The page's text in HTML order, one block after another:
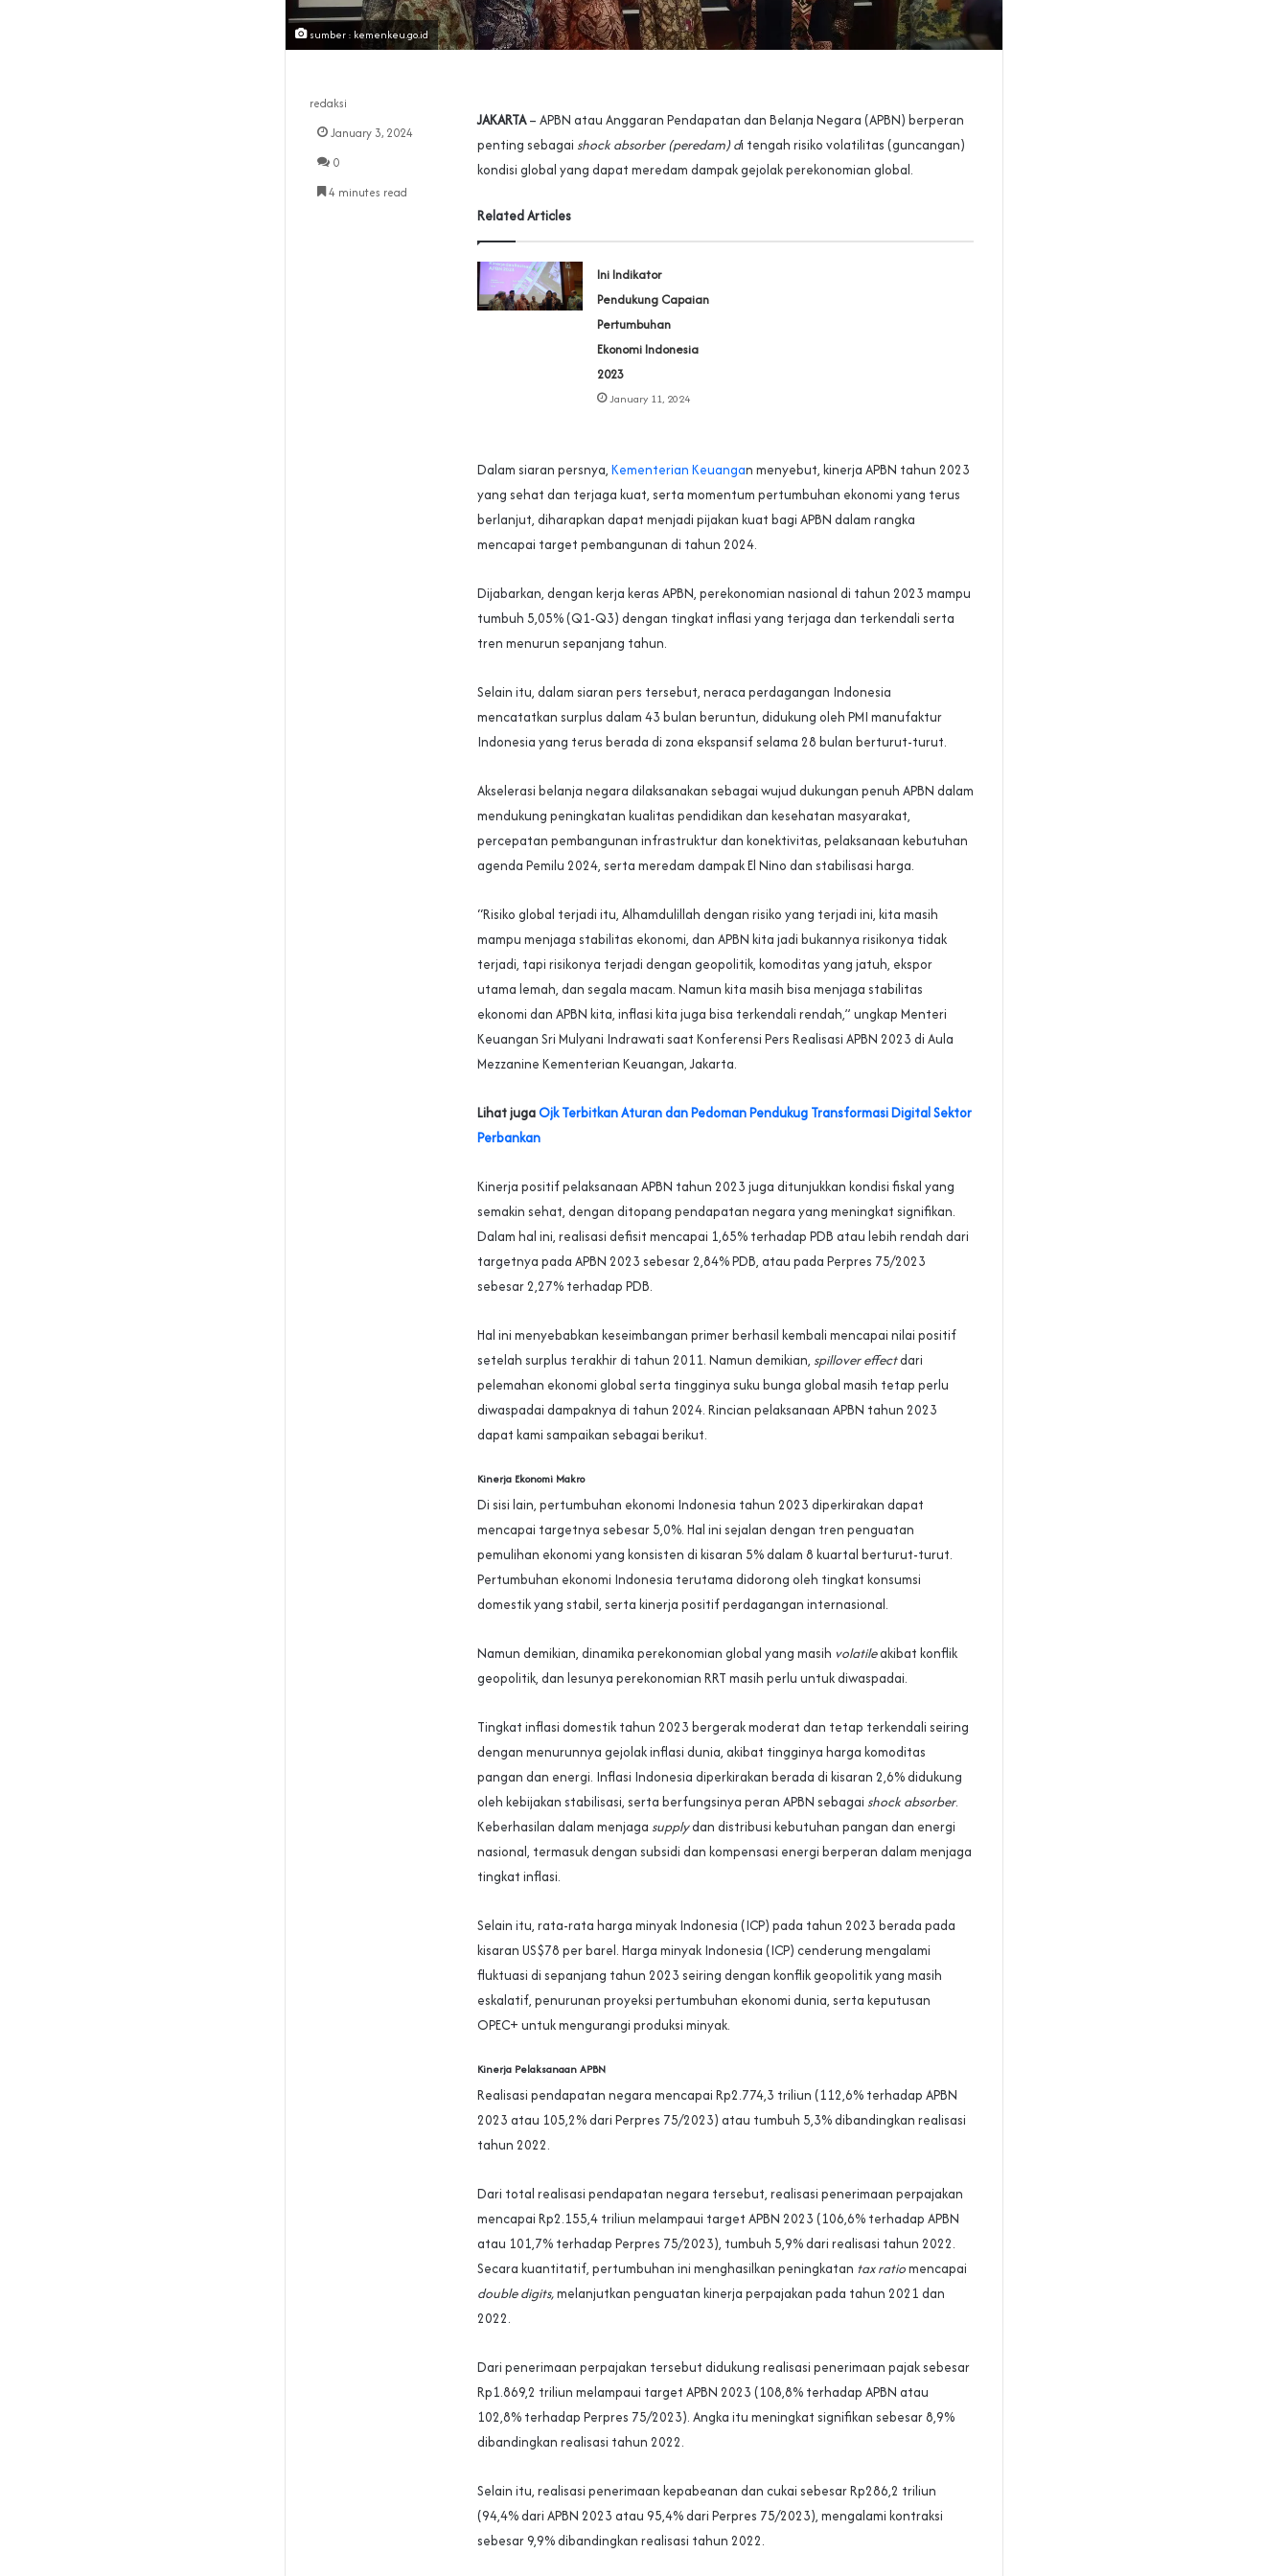
sumber : kemenkeu.go.id
JAKARTA– APBN atau Anggaran Pendapatan dan Belanja Negara (APBN) berperan
penting sebagai shock absorber (peredam) di tengah risiko volatilitas (guncangan)
kondisi global yang dapat meredam dampak gejolak perekonomian global.
Related Articles
Ini Indikator
Pendukung Capaian
Pertumbuhan
Ekonomi Indonesia
2023
January 11, 2024
Dalam siaran persnya, Kementerian Keuangan menyebut, kinerja APBN tahun 2023
yang sehat dan terjaga kuat, serta momentum pertumbuhan ekonomi yang terus
berlanjut, diharapkan dapat menjadi pijakan kuat bagi APBN dalam rangka
mencapai target pembangunan di tahun 2024.
Dijabarkan, dengan kerja keras APBN, perekonomian nasional di tahun 2023 mampu
tumbuh 5,05% (Q1-Q3) dengan tingkat inflasi yang terjaga dan terkendali serta
tren menurun sepanjang tahun.
Selain itu, dalam siaran pers tersebut, neraca perdagangan Indonesia
mencatatkan surplus dalam 43 bulan beruntun, didukung oleh PMI manufaktur
Indonesia yang terus berada di zona ekspansif selama 28 bulan berturut-turut.
Akselerasi belanja negara dilaksanakan sebagai wujud dukungan penuh APBN dalam
mendukung peningkatan kualitas pendidikan dan kesehatan masyarakat,
percepatan pembangunan infrastruktur dan konektivitas, pelaksanaan kebutuhan
agenda Pemilu 2024, serta meredam dampak El Nino dan stabilisasi harga.
“Risiko global terjadi itu, Alhamdulillah dengan risiko yang terjadi ini, kita masih
mampu menjaga stabilitas ekonomi, dan APBN kita jadi bukannya risikonya tidak
terjadi, tapi risikonya terjadi dengan geopolitik, komoditas yang jatuh, ekspor
utama lemah, dan segala macam. Namun kita masih bisa menjaga stabilitas
ekonomi dan APBN kita, inflasi kita juga bisa terkendali rendah,” ungkap Menteri
Keuangan Sri Mulyani Indrawati saat Konferensi Pers Realisasi APBN 2023 di Aula
Mezzanine Kementerian Keuangan, Jakarta.
Lihat jugaOjk Terbitkan Aturan dan Pedoman Pendukug Transformasi Digital Sektor
Perbankan
Kinerja positif pelaksanaan APBN tahun 2023 juga ditunjukkan kondisi fiskal yang
semakin sehat, dengan ditopang pendapatan negara yang meningkat signifikan.
Dalam hal ini, realisasi defisit mencapai 1,65% terhadap PDB atau lebih rendah dari
targetnya pada APBN 2023 sebesar 2,84% PDB, atau pada Perpres 75/2023
sebesar 2,27% terhadap PDB.
Hal ini menyebabkan keseimbangan primer berhasil kembali mencapai nilai positif
setelah surplus terakhir di tahun 2011. Namun demikian, spillover effectdari
pelemahan ekonomi global serta tingginya suku bunga global masih tetap perlu
diwaspadai dampaknya di tahun 2024. Rincian pelaksanaan APBN tahun 2023
dapat kami sampaikan sebagai berikut.
Kinerja Ekonomi Makro
Di sisi lain, pertumbuhan ekonomi Indonesia tahun 2023 diperkirakan dapat
mencapai targetnya sebesar 5,0%. Hal ini sejalan dengan tren penguatan
pemulihan ekonomi yang konsisten di kisaran 5% dalam 8 kuartal berturut-turut.
Pertumbuhan ekonomi Indonesia terutama didorong oleh tingkat konsumsi
domestik yang stabil, serta kinerja positif perdagangan internasional.
Namun demikian, dinamika perekonomian global yang masih volatileakibat konflik
geopolitik, dan lesunya perekonomian RRT masih perlu untuk diwaspadai.
Tingkat inflasi domestik tahun 2023 bergerak moderat dan tetap terkendali seiring
dengan menurunnya gejolak inflasi dunia, akibat tingginya harga komoditas
pangan dan energi. Inflasi Indonesia diperkirakan berada di kisaran 2,6% didukung
oleh kebijakan stabilisasi, serta berfungsinya peran APBN sebagai shock absorber.
Keberhasilan dalam menjaga supplydan distribusi kebutuhan pangan dan energi
nasional, termasuk dengan subsidi dan kompensasi energi berperan dalam menjaga
tingkat inflasi.
Selain itu, rata-rata harga minyak Indonesia (ICP) pada tahun 2023 berada pada
kisaran US$78 per barel. Harga minyak Indonesia (ICP) cenderung mengalami
fluktuasi di sepanjang tahun 2023 seiring dengan konflik geopolitik yang masih
eskalatif, penurunan proyeksi pertumbuhan ekonomi dunia, serta keputusan
OPEC+ untuk mengurangi produksi minyak.
Kinerja Pelaksanaan APBN
Realisasi pendapatan negara mencapai Rp2.774,3 triliun (112,6% terhadap APBN
2023 atau 105,2% dari Perpres 75/2023) atau tumbuh 5,3% dibandingkan realisasi
tahun 2022.
Dari total realisasi pendapatan negara tersebut, realisasi penerimaan perpajakan
mencapai Rp2.155,4 triliun melampaui target APBN 2023 (106,6% terhadap APBN
atau 101,7% terhadap Perpres 75/2023), tumbuh 5,9% dari realisasi tahun 2022.
Secara kuantitatif, pertumbuhan ini menghasilkan peningkatan tax ratiomencapai
double digits,melanjutkan penguatan kinerja perpajakan pada tahun 2021 dan
2022.
Dari penerimaan perpajakan tersebut didukung realisasi penerimaan pajak sebesar
Rp1.869,2 triliun melampaui target APBN 2023 (108,8% terhadap APBN atau
102,8% terhadap Perpres 75/2023). Angka itu meningkat signifikan sebesar 8,9%
dibandingkan realisasi tahun 2022.
Selain itu, realisasi penerimaan kepabeanan dan cukai sebesar Rp286,2 triliun
(94,4% dari APBN 2023 atau 95,4% dari Perpres 75/2023), mengalami kontraksi
sebesar 9,9% dibandingkan realisasi tahun 2022.
redaksi
January 3, 2024
0
4 minutes read